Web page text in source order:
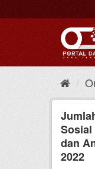
to
Sosial
dan
2022